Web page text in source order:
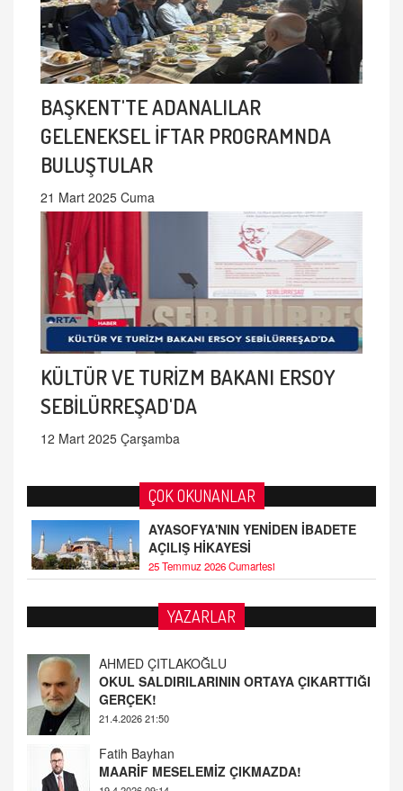
BAŞKENT'TE ADANALILAR
GELENEKSEL İFTAR PROGRAMNDA
BULUŞTULAR
21 Mart 2025 Cuma
KÜLTÜR VE TURİZM BAKANI ERSOY
SEBİLÜRREŞAD'DA
12 Mart 2025 Çarşamba
ÇOK OKUNANLAR
AYASOFYA'NIN YENİDEN İBADETE
AÇILIŞ HİKAYESİ
25 Temmuz 2026 Cumartesi
YAZARLAR
Fatih Bayhan
MAARİF MESELEMİZ ÇIKMAZDA!
19.4.2026 09:14
YUSUF YAVUZYILMAZ
EĞİTİM'DE ŞİDDET